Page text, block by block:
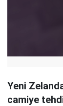
Yeni
camiye